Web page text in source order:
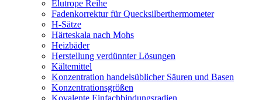
Elutrope Reihe
Fadenkorrektur für Quecksilberthermometer
H-Sätze
Härteskala nach Mohs
Heizbäder
Herstellung verdünnter Lösungen
Kältemittel
Konzentration handelsüblicher Säuren und Basen
Konzentrationsgrößen
Kovalente Einfachbindungsradien